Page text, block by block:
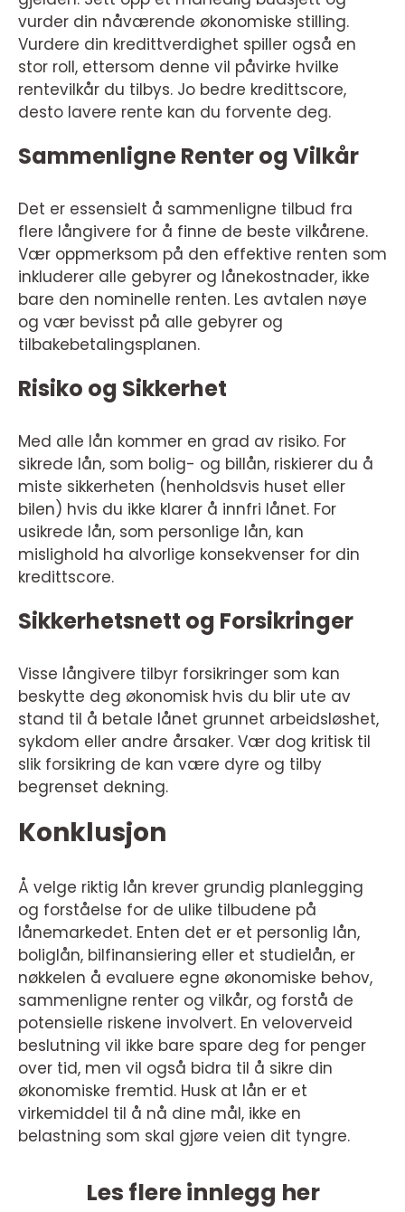
vurder din nåværende økonomiske stilling.
Vurdere din kredittverdighet spiller også en
stor roll, ettersom denne vil påvirke hvilke
rentevilkår du tilbys. Jo bedre kredittscore,
desto lavere rente kan du forvente deg.
Sammenligne Renter og Vilkår
Det er essensielt å sammenligne tilbud fra
flere långivere for å finne de beste vilkårene.
Vær oppmerksom på den effektive renten som
inkluderer alle gebyrer og lånekostnader, ikke
bare den nominelle renten. Les avtalen nøye
og vær bevisst på alle gebyrer og
tilbakebetalingsplanen.
Risiko og Sikkerhet
Med alle lån kommer en grad av risiko. For
sikrede lån, som bolig- og billån, riskierer du å
miste sikkerheten (henholdsvis huset eller
bilen) hvis du ikke klarer å innfri lånet. For
usikrede lån, som personlige lån, kan
mislighold ha alvorlige konsekvenser for din
kredittscore.
Sikkerhetsnett og Forsikringer
Visse långivere tilbyr forsikringer som kan
beskytte deg økonomisk hvis du blir ute av
stand til å betale lånet grunnet arbeidsløshet,
sykdom eller andre årsaker. Vær dog kritisk til
slik forsikring de kan være dyre og tilby
begrenset dekning.
Konklusjon
Å velge riktig lån krever grundig planlegging
og forståelse for de ulike tilbudene på
lånemarkedet. Enten det er et personlig lån,
boliglån, bilfinansiering eller et studielån, er
nøkkelen å evaluere egne økonomiske behov,
sammenligne renter og vilkår, og forstå de
potensielle riskene involvert. En veloverveid
beslutning vil ikke bare spare deg for penger
over tid, men vil også bidra til å sikre din
økonomiske fremtid. Husk at lån er et
virkemiddel til å nå dine mål, ikke en
belastning som skal gjøre veien dit tyngre.
Les flere innlegg her